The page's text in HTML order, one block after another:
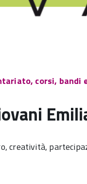
corsi, bandi
creatività,